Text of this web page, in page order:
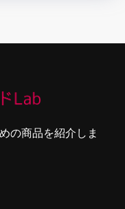
の商品を紹介しま